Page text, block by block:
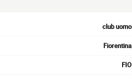
club uomo
Fiorentina
FIO